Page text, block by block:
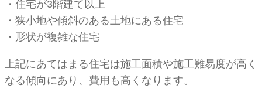
・住宅が3階建て以上
・狭小地や傾斜のある土地にある住宅
・形状が複雑な住宅
上記にあてはまる住宅は施工面積や施工難易度が高く
なる傾向にあり、費用も高くなります。